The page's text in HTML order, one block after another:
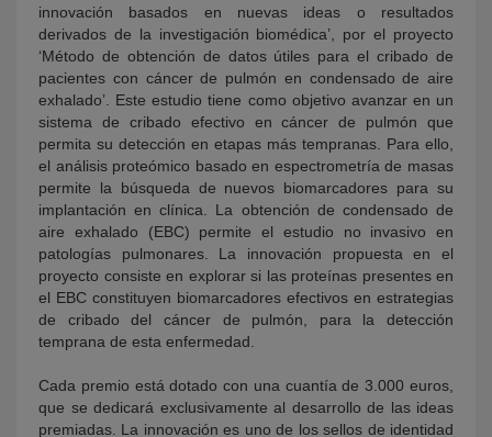
innovación basados en nuevas ideas o resultados
derivados de la investigación biomédica’, por el proyecto
‘Método de obtención de datos útiles para el cribado de
pacientes con cáncer de pulmón en condensado de aire
exhalado’. Este estudio tiene como objetivo avanzar en un
sistema de cribado efectivo en cáncer de pulmón que
permita su detección en etapas más tempranas. Para ello,
el análisis proteómico basado en espectrometría de masas
permite la búsqueda de nuevos biomarcadores para su
implantación en clínica. La obtención de condensado de
aire exhalado (EBC) permite el estudio no invasivo en
patologías pulmonares. La innovación propuesta en el
proyecto consiste en explorar si las proteínas presentes en
el EBC constituyen biomarcadores efectivos en estrategias
de cribado del cáncer de pulmón, para la detección
temprana de esta enfermedad.
Cada premio está dotado con una cuantía de 3.000 euros,
que se dedicará exclusivamente al desarrollo de las ideas
premiadas. La innovación es uno de los sellos de identidad